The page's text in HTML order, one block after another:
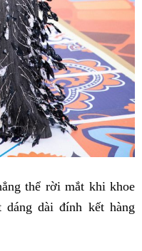
thể rời mắt khi khoe
dài đính kết hàng